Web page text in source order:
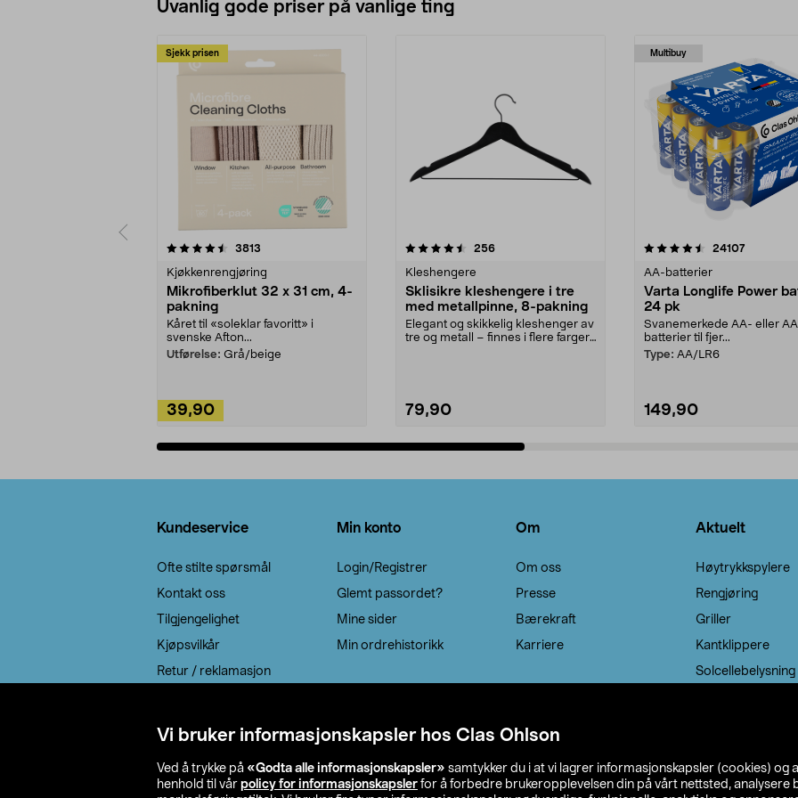
Vi bruker informasjonskapsler hos Clas Ohlson
Ved å trykke på «Godta alle informasjonskapsler» samtykker du i at vi lagrer informasjonskapsler (cookies) og
henhold til vår policy for informasjonskapsler for å forbedre brukeropplevelsen din på vårt nettsted, analysere
Uvanlig gode priser på vanlige ting
Sjekk prisen
3813
Kjøkkenrengjøring
Mikrofiberklut 32 x 31 cm, 4-
pakning
Kåret til «soleklar favoritt» i
svenske Afton...
Utførelse: Grå/beige
39,90
4.5av 5 stjerner 256anmeldelser
Kleshengere
Sklisikre kleshengere i tre
med metallpinne, 8-pakning
Elegant og skikkelig kleshenger av
tre og metall – finnes i flere farger.
79,90
Multibuy
4.5av 5 stjerner 24107
AA-batterier
Varta Longlife Power
24 pk
Svanemerkede AA- eller
batterier til fjer...
Type: AA/LR6
149,90
4.5av 5 stjerner
Kundeservice
Ofte stilte spørsmål
Kontakt oss
Tilgjengelighet
Kjøpsvilkår
Retur / reklamasjon
Min konto
Login/Registrer
Glemt passordet?
Mine sider
Min ordrehistorikk
Om
Om oss
Presse
Bærekraft
Karriere
Aktuelt
Høytrykkspylere
Rengjøring
Griller
Kantklippere
Solcellebelysning